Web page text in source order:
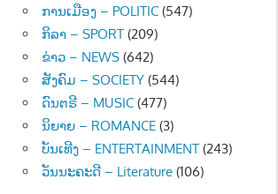
ການເມືອງ – POLITIC (547)
ກິລາ – SPORT (209)
ຂ່າວ – NEWS (642)
ສັງຄົມ – SOCIETY (544)
ດົນຕຣີ – MUSIC (477)
ນິຍາຍ – ROMANCE (3)
ບັນເທີງ – ENTERTAINMENT (243)
ວັນນະຄະດີ – Literature (106)